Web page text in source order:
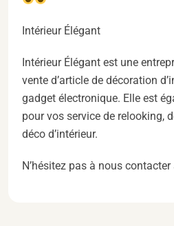
Intérieur Élégant
Intérieur Élégant est une
vente d’article de décoration
gadget électronique. Elle est
pour vos service de relooking,
déco d’intérieur.
N’hésitez pas à nous